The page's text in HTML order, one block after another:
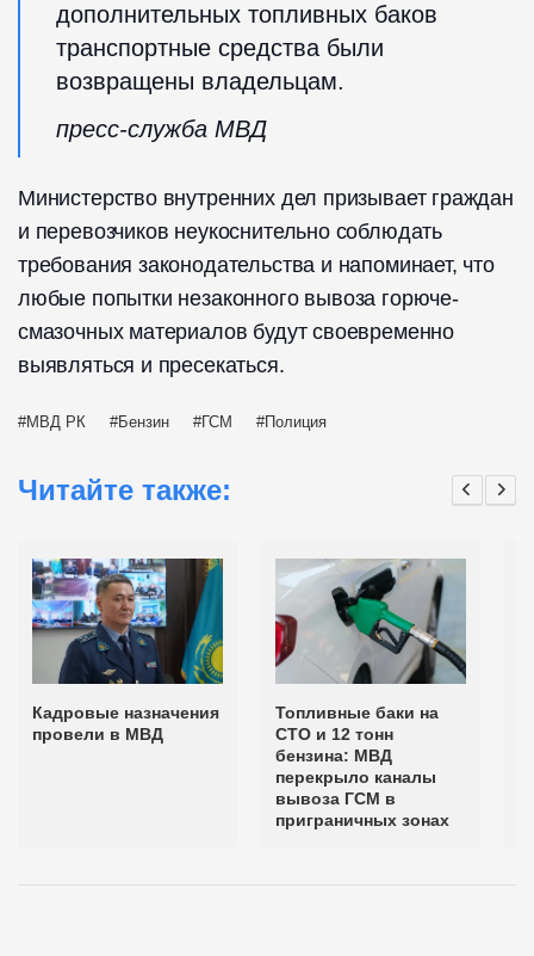
дополнительных топливных баков
транспортные средства были
возвращены владельцам.
пресс-служба МВД
Министерство внутренних дел призывает граждан
и перевозчиков неукоснительно соблюдать
требования законодательства и напоминает, что
любые попытки незаконного вывоза горюче-
смазочных материалов будут своевременно
выявляться и пресекаться.
МВД РК Бензин ГСМ Полиция
Читайте также:
Кадровые назначения
провели в МВД
Топливные баки на
СТО и 12 тонн
бензина: МВД
перекрыло каналы
вывоза ГСМ в
приграничных зонах